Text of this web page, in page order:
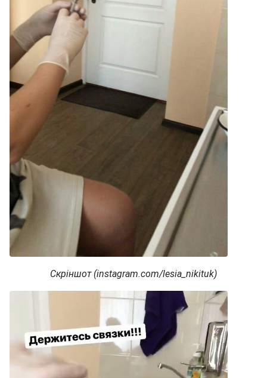
Скріншот (instagram.com/lesia_nikituk)